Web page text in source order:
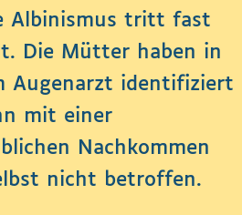
Albinismus tritt fast
Die Mütter haben in
Augenarzt identifiziert
mit einer
Nachkommen
nicht betroffen.